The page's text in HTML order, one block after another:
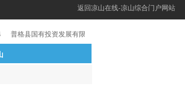
返回凉山在线-凉山综合门户网站
普格县国有投资发展有限责任公司关